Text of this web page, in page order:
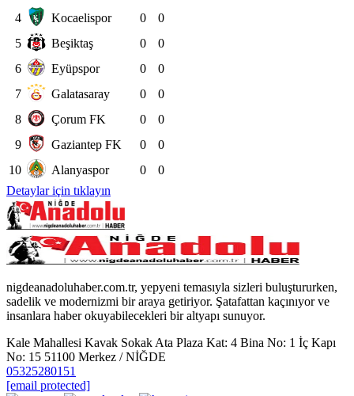
4
Kocaelispor 0
0
5
Beşiktaş 0
0
6
Eyüpspor 0
0
7
Galatasaray 0
0
8
Çorum FK 0
0
9
Gaziantep FK 0
0
10
Alanyaspor 0
0
Detaylar için tıklayın
nigdeanadoluhaber.com.tr, yepyeni temasıyla sizleri buluştururken,
sadelik ve modernizmi bir araya getiriyor. Şatafattan kaçınıyor ve
insanlara haber okuyabilecekleri bir altyapı sunuyor.
Kale Mahallesi Kavak Sokak Ata Plaza Kat: 4 Bina No: 1 İç Kapı
No: 15 51100 Merkez / NİĞDE
05325280151
[email protected]